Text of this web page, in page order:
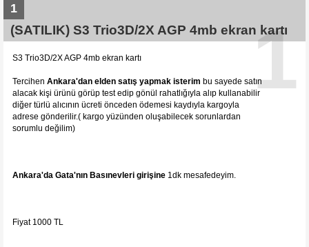
1
1
(SATILIK) S3 Trio3D/2X AGP 4mb ekran kartı
S3 Trio3D/2X AGP 4mb ekran kartı
Tercihen Ankara'dan elden satış yapmak isterim bu sayede satın
alacak kişi ürünü görüp test edip gönül rahatlığıyla alıp kullanabilir
diğer türlü alıcının ücreti önceden ödemesi kaydıyla kargoyla
adrese gönderilir.( kargo yüzünden oluşabilecek sorunlardan
sorumlu değilim)
Ankara'da Gata'nın Basınevleri girişine 1dk mesafedeyim.
Fiyat 1000 TL